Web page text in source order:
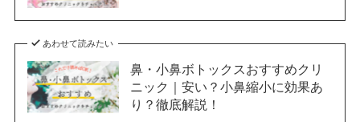
あわせて読みたい
鼻・小鼻ボトックスおすすめクリ
ニック｜安い？小鼻縮小に効果あ
り？徹底解説！